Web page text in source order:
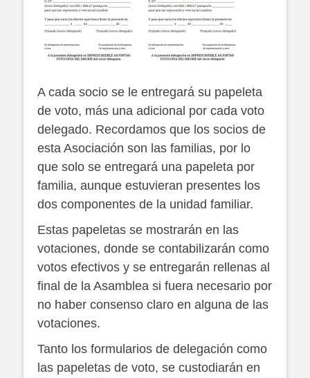
A cada socio se le entregará su papeleta
de voto, más una adicional por cada voto
delegado. Recordamos que los socios de
esta Asociación son las familias, por lo
que solo se entregará una papeleta por
familia, aunque estuvieran presentes los
dos componentes de la unidad familiar.
Estas papeletas se mostrarán en las
votaciones, donde se contabilizarán como
votos efectivos y se entregarán rellenas al
final de la Asamblea si fuera necesario por
no haber consenso claro en alguna de las
votaciones.
Tanto los formularios de delegación como
las papeletas de voto, se custodiarán en